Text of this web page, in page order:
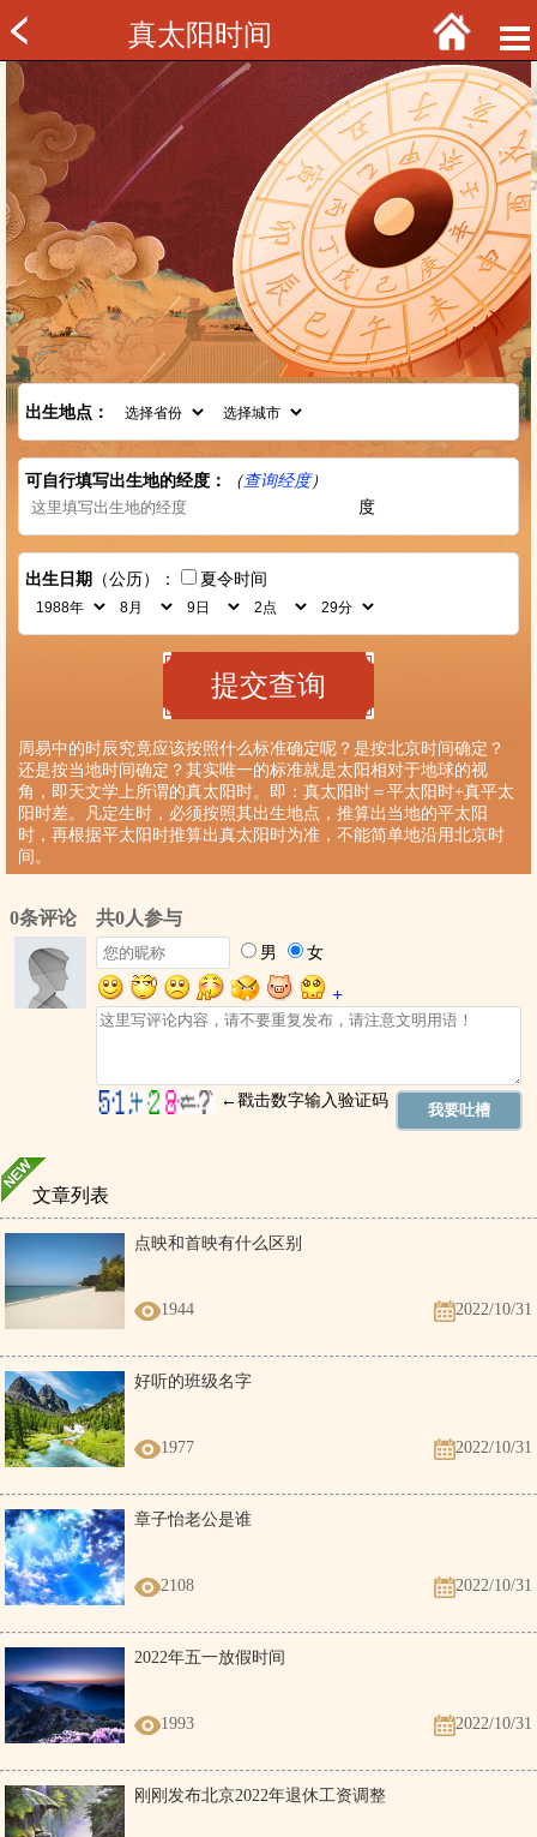
真太阳时间
出生地点：
可自行填写出生地的经度： （查询经度）
度
出生日期 （公历）： 夏令时间
周易中的时辰究竟应该按照什么标准确定呢？是按北京时间确定？
还是按当地时间确定？其实唯一的标准就是太阳相对于地球的视
角，即天文学上所谓的真太阳时。即：真太阳时＝平太阳时+真平太
阳时差。凡定生时，必须按照其出生地点，推算出当地的平太阳
时，再根据平太阳时推算出真太阳时为准，不能简单地沿用北京时
间。
文章列表
点映和首映有什么区别
1944 2022/10/31
好听的班级名字
1977 2022/10/31
章子怡老公是谁
2108 2022/10/31
2022年五一放假时间
1993 2022/10/31
刚刚发布北京2022年退休工资调整